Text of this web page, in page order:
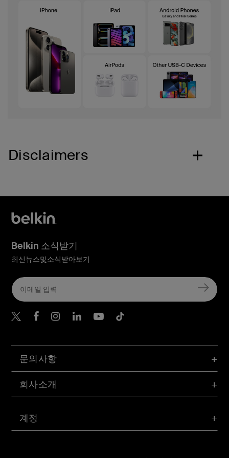
Disclaimers
계정
문의사항
회사소개
Belkin 소식받기
최신뉴스및소식받아보기
Belkin Twitter